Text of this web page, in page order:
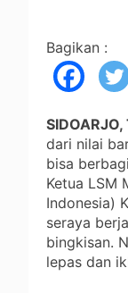
Bagikan :
dari nilai
bisa
Ketua LSM
Indonesia)
seraya
bingkisan.
lepas dan